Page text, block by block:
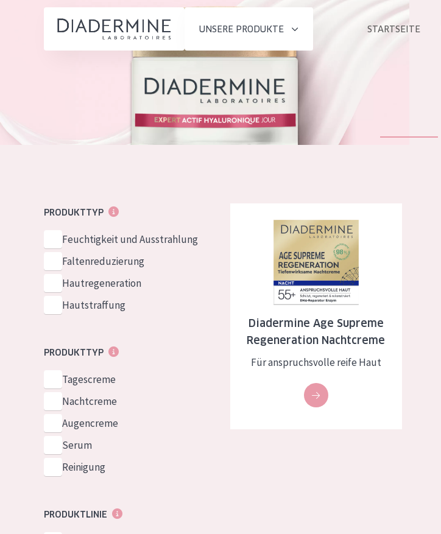
UNSERE PRODUKTE
Feuchtigkeit und
PRODUKTTYP
Tagescreme
Lift+
Empfindliche Haut
Normale bis trockene Haut
Mischhaut und fettige
Reife Haut
Der Sonne ausgesetzte
ALTER
Jedes alter
Alter: 35 to 55
Reife Haut
STARTSEITE
Kontakt
English
French
German
Spanish
PRODUKTTYP
Feuchtigkeit und Ausstrahlung
Faltenreduzierung
Hautregeneration
Hautstraffung
PRODUKTTYP
Tagescreme
Nachtcreme
Augencreme
Serum
Reinigung
PRODUKTLINIE
Diadermine Age Supreme
Regeneration Nachtcreme
Für anspruchsvolle reife Haut